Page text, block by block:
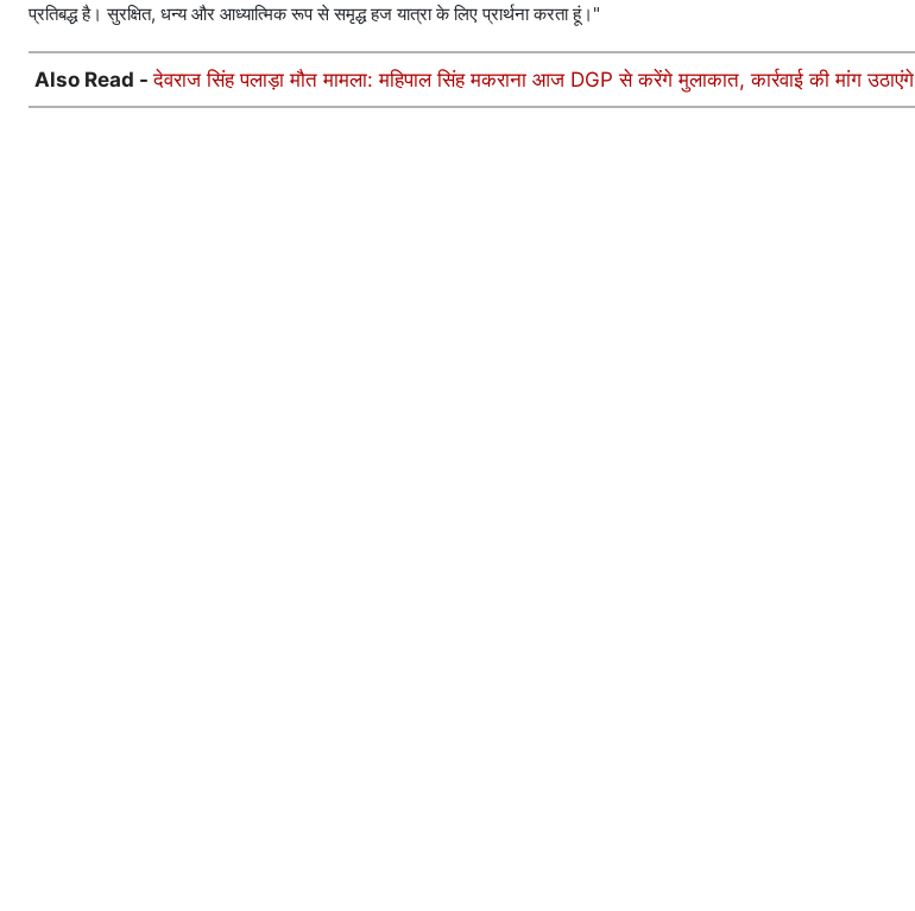
प्रतिबद्ध है। सुरक्षित, धन्य और आध्यात्मिक रूप से समृद्ध हज यात्रा के लिए प्रार्थना करता हूं।"
Also Read -देवराज सिंह पलाड़ा मौत मामला: महिपाल सिंह मकराना आज DGP से करेंगे मुलाकात, कार्रवाई की मांग उठाएंगे